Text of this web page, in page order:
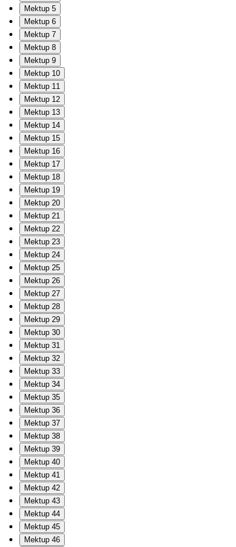
Mektup 5
Mektup 6
Mektup 7
Mektup 8
Mektup 9
Mektup 10
Mektup 11
Mektup 12
Mektup 13
Mektup 14
Mektup 15
Mektup 16
Mektup 17
Mektup 18
Mektup 19
Mektup 20
Mektup 21
Mektup 22
Mektup 23
Mektup 24
Mektup 25
Mektup 26
Mektup 27
Mektup 28
Mektup 29
Mektup 30
Mektup 31
Mektup 32
Mektup 33
Mektup 34
Mektup 35
Mektup 36
Mektup 37
Mektup 38
Mektup 39
Mektup 40
Mektup 41
Mektup 42
Mektup 43
Mektup 44
Mektup 45
Mektup 46